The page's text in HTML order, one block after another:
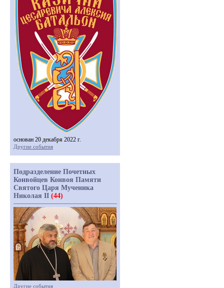
основан 20 декабря 2022 г.
Другие события
Подразделение Почетных
Конвойцев Конвоя Памяти
Святого Царя Мученика
Николая II (44)
Другие события